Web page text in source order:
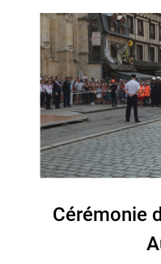
Cérémonie